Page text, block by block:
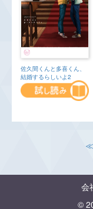
佐久間くんと多喜くん、
結婚するらしいよ2
≪
会
©